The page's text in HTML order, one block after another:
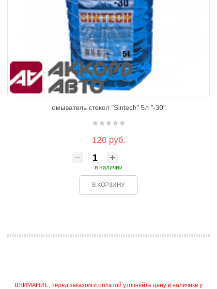
омыватель стекол "Sintech" 5л "-30"
120 руб.
в наличии
В КОРЗИНУ
ВНИМАНИЕ, перед заказом и оплатой уточняйте цену и наличике у